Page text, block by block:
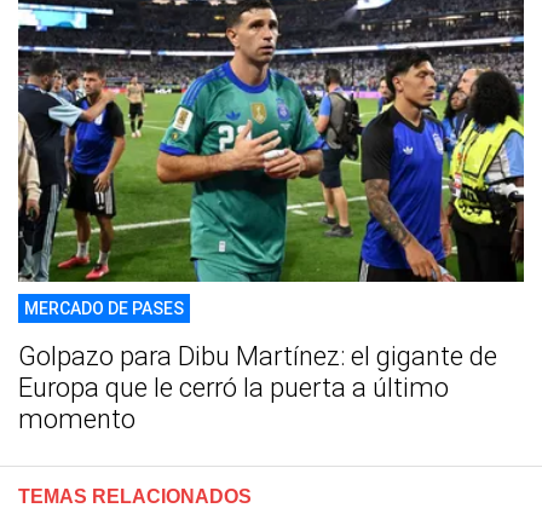
MERCADO DE PASES
Golpazo para Dibu Martínez: el gigante de
Europa que le cerró la puerta a último
momento
TEMAS RELACIONADOS